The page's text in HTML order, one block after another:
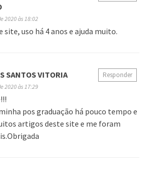
2020 às 18:02
site, uso há 4 anos e ajuda muito.
SANTOS VITORIA
2020 às 17:29
pos graduação há pouco tempo e
artigos deste site e me foram
Responder